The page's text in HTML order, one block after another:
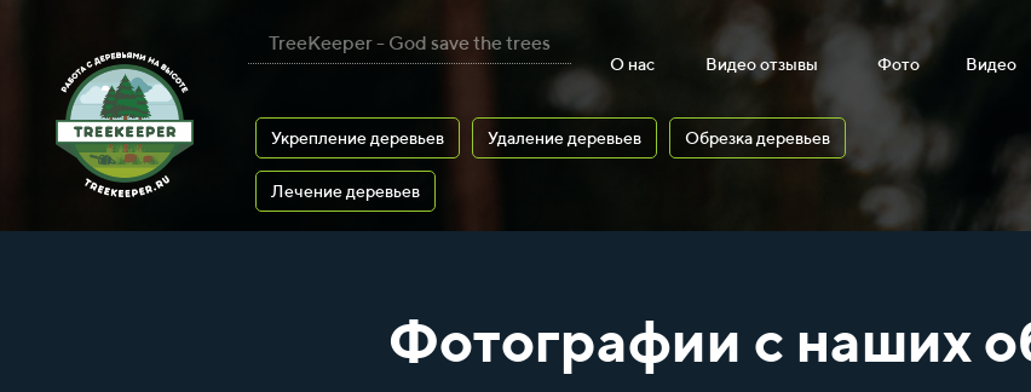
TreeKeeper - God save the trees
О нас Видео отзывы Фото Видео
Укрепление деревьев Удаление деревьев Обрезка деревьев
Лечение деревьев
Фотографии с наших